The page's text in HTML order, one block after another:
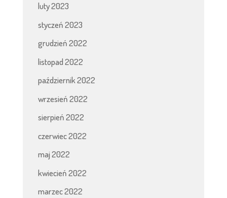
luty 2023
styczeń 2023
grudzień 2022
listopad 2022
październik 2022
wrzesień 2022
sierpień 2022
czerwiec 2022
maj 2022
kwiecień 2022
marzec 2022